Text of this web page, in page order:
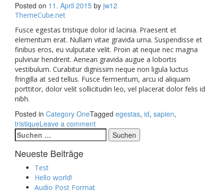
Posted on 11. April 2015 by jw12
ThemeCube.net
Fusce egestas tristique dolor id lacinia. Praesent et
elementum erat. Nullam vitae gravida urna. Suspendisse et
finibus eros, eu vulputate velit. Proin at neque nec magna
pulvinar hendrerit. Aenean gravida augue a lobortis
vestibulum. Curabitur dignissim neque non ligula luctus
fringilla at sed tellus. Fusce fermentum, arcu id aliquam
porttitor, dolor velit sollicitudin leo, vel placerat dolor felis id
nibh.
Posted in Category OneTagged egestas, id, sapien,
tristiqueLeave a comment
Suchen
nach:
Neueste Beiträge
Test
Hello world!
Audio Post Format